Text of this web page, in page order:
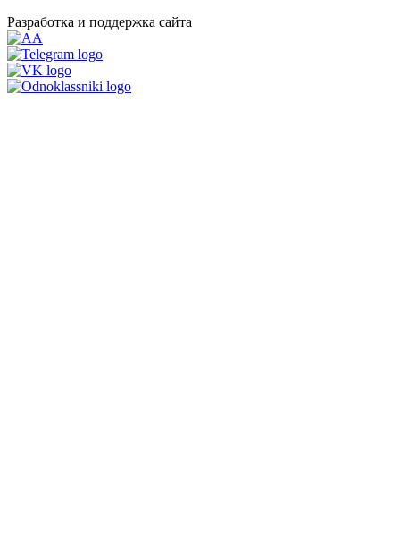
Разработка и поддержка сайта